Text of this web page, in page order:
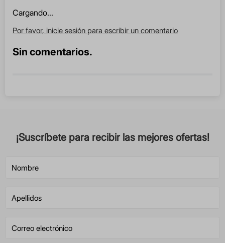
Cargando...
Por favor, inicie sesión para escribir un comentario
Sin comentarios.
¡Suscríbete para recibir las mejores ofertas!